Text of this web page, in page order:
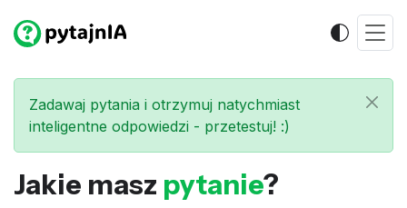
Zadawaj pytania i otrzymuj natychmiast
inteligentne odpowiedzi - przetestuj! :)
Jakie masz pytanie?